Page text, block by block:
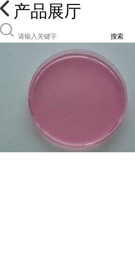
产品展厅
搜索